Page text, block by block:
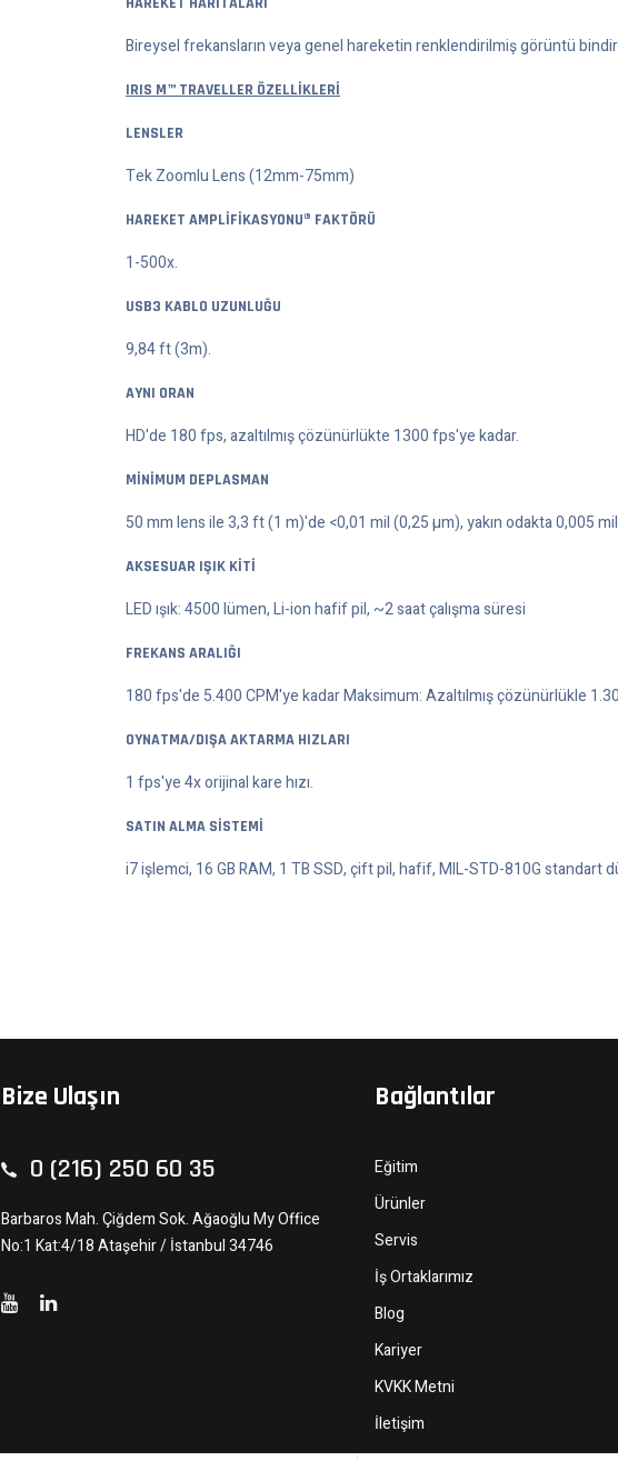
Bireysel frekansların veya genel hareketin renklendirilmiş görüntü
IRIS M™ TRAVELLER ÖZELLİKLERİ
LENSLER
Tek Zoomlu Lens (12mm-75mm)
HAREKET AMPLİFİKASYONU® FAKTÖRÜ
1-500x.
USB3 KABLO UZUNLUĞU
9,84 ft (3m).
AYNI ORAN
HD'de 180 fps, azaltılmış çözünürlükte 1300 fps'ye kadar.
MİNİMUM DEPLASMAN
50 mm lens ile 3,3 ft (1 m)'de <0,01 mil (0,25 µm), yakın odakta 0,005
AKSESUAR IŞIK KİTİ
LED ışık: 4500 lümen, Li-ion hafif pil, ~2 saat çalışma süresi
FREKANS ARALIĞI
180 fps'de 5.400 CPM'ye kadar Maksimum: Azaltılmış çözünürlükle
OYNATMA/DIŞA AKTARMA HIZLARI
1 fps'ye 4x orijinal kare hızı.
SATIN ALMA SİSTEMİ
i7 işlemci, 16 GB RAM, 1 TB SSD, çift pil, hafif, MIL-STD-810G standart
Bize Ulaşın
0 (216) 250 60 35
Barbaros Mah. Çiğdem Sok. Ağaoğlu My Office
No:1 Kat:4/18 Ataşehir / İstanbul 34746
Bağlantılar
Eğitim
Ürünler
Servis
İş Ortaklarımız
Blog
Kariyer
KVKK Metni
İletişim